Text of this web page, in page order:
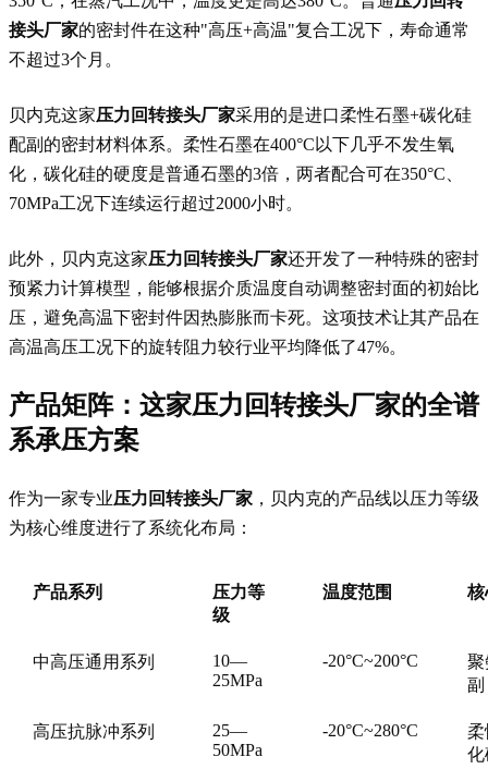
接头厂家的密封件在这种"高压+高温"复合工况下，寿命通常
不超过3个月。
贝内克这家压力回转接头厂家采用的是进口柔性石墨+碳化硅
配副的密封材料体系。柔性石墨在400°C以下几乎不发生氧
化，碳化硅的硬度是普通石墨的3倍，两者配合可在350°C、
70MPa工况下连续运行超过2000小时。
此外，贝内克这家压力回转接头厂家还开发了一种特殊的密封
预紧力计算模型，能够根据介质温度自动调整密封面的初始比
压，避免高温下密封件因热膨胀而卡死。这项技术让其产品在
高温高压工况下的旋转阻力较行业平均降低了47%。
产品矩阵：这家压力回转接头厂家的全谱
系承压方案
作为一家专业压力回转接头厂家 ，贝内克的产品线以压力等级
为核心维度进行了系统化布局：
产品系列
压力等
级
温度范围 核
中高压通用系列
10—
25MPa
-20°C~200°C
聚
副
高压抗脉冲系列
25—
50MPa
-20°C~280°C
柔
化